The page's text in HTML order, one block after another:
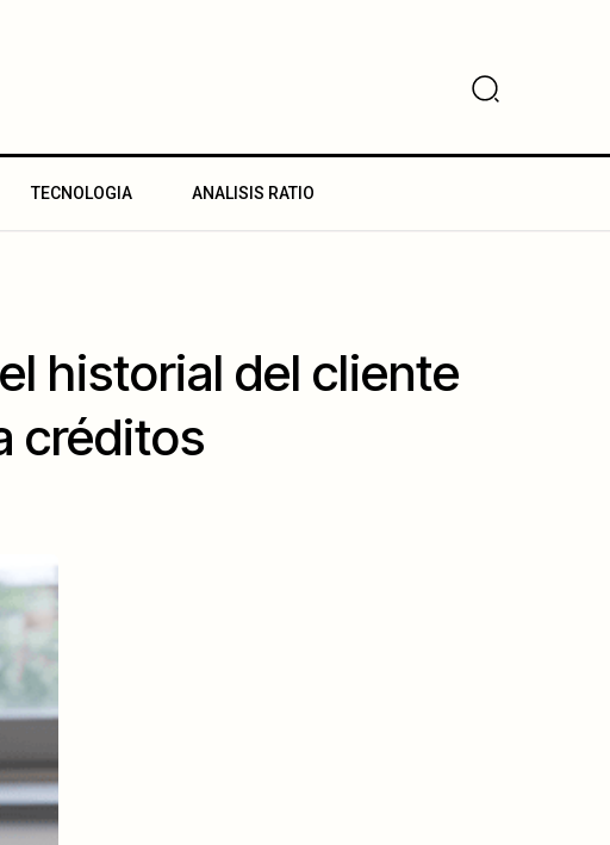
TECNOLOGIA ANALISIS RATIO
historial del cliente
créditos